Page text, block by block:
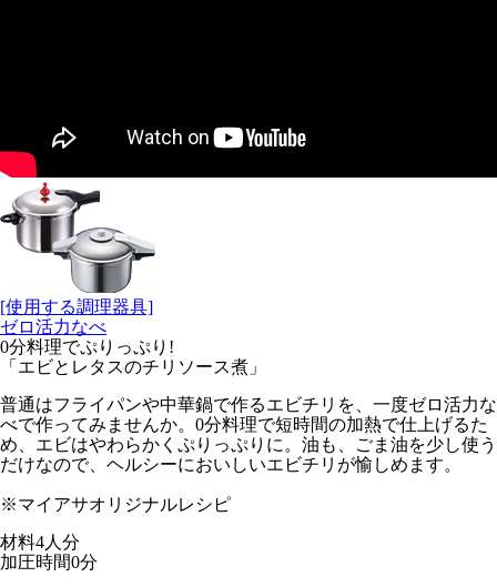
[使用する調理器具]
ゼロ活力なべ
0分料理でぷりっぷり!
「エビとレタスのチリソース煮」
普通はフライパンや中華鍋で作るエビチリを、一度ゼロ活力な
べで作ってみませんか。0分料理で短時間の加熱で仕上げるた
め、エビはやわらかくぷりっぷりに。油も、ごま油を少し使う
だけなので、ヘルシーにおいしいエビチリが愉しめます。
※マイアサオリジナルレシピ
材料4人分
加圧時間0分